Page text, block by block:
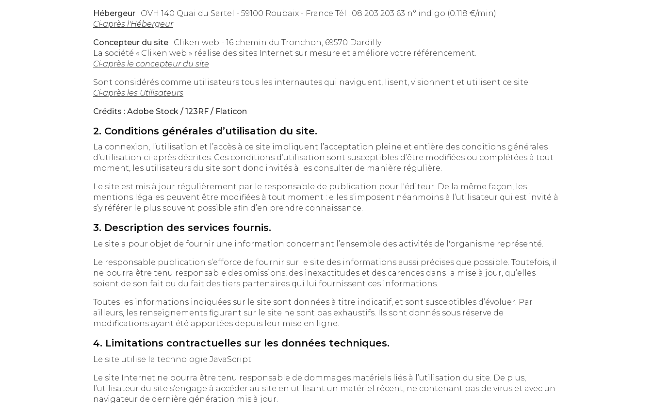
Hébergeur
: OVH 140 Quai du Sartel - 59100 Roubaix - France Tél : 08 203 203 63 n° indigo (0.118 €/min)
Ci-après l'Hébergeur
Concepteur du site : Cliken web - 16 chemin du Tronchon, 69570 Dardilly
La société « Cliken web » réalise des sites Internet sur mesure et améliore votre référencement.
Ci-après le concepteur du site
Sont considérés comme utilisateurs tous les internautes qui naviguent, lisent, visionnent et utilisent ce site
Ci-après les Utilisateurs
Crédits : Adobe Stock / 123RF / Flaticon
2. Conditions générales d’utilisation du site.
La connexion, l’utilisation et l’accès à ce site impliquent l’acceptation pleine et entière des conditions générales
d’utilisation ci-après décrites. Ces conditions d’utilisation sont susceptibles d’être modifiées ou complétées à tout
moment, les utilisateurs du site sont donc invités à les consulter de manière régulière.
Le site est mis à jour régulièrement par le responsable de publication pour l'éditeur. De la même façon, les
mentions légales peuvent être modifiées à tout moment : elles s’imposent néanmoins à l’utilisateur qui est invité à
s’y référer le plus souvent possible afin d’en prendre connaissance.
3. Description des services fournis.
Le site a pour objet de fournir une information concernant l’ensemble des activités de l'organisme représenté.
Le responsable publication s’efforce de fournir sur le site des informations aussi précises que possible. Toutefois, il
ne pourra être tenu responsable des omissions, des inexactitudes et des carences dans la mise à jour, qu’elles
soient de son fait ou du fait des tiers partenaires qui lui fournissent ces informations.
Toutes les informations indiquées sur le site sont données à titre indicatif, et sont susceptibles d’évoluer. Par
ailleurs, les renseignements figurant sur le site ne sont pas exhaustifs. Ils sont donnés sous réserve de
modifications ayant été apportées depuis leur mise en ligne.
4. Limitations contractuelles sur les données techniques.
Le site utilise la technologie JavaScript.
Le site Internet ne pourra être tenu responsable de dommages matériels liés à l’utilisation du site. De plus,
l’utilisateur du site s’engage à accéder au site en utilisant un matériel récent, ne contenant pas de virus et avec un
navigateur de dernière génération mis à jour.